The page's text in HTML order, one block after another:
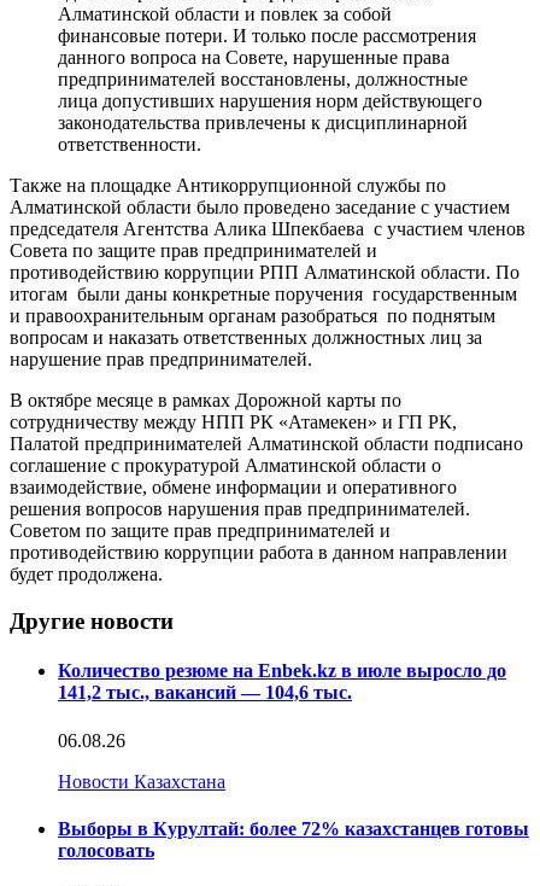
Алматинской области и повлек за собой
финансовые потери. И только после рассмотрения
данного вопроса на Совете, нарушенные права
предпринимателей восстановлены, должностные
лица допустивших нарушения норм действующего
законодательства привлечены к дисциплинарной
ответственности.
Также на площадке Антикоррупционной службы по
Алматинской области было проведено заседание с участием
председателя Агентства Алика Шпекбаева с участием членов
Совета по защите прав предпринимателей и
противодействию коррупции РПП Алматинской области. По
итогам были даны конкретные поручения государственным
и правоохранительным органам разобраться по поднятым
вопросам и наказать ответственных должностных лиц за
нарушение прав предпринимателей.
В октябре месяце в рамках Дорожной карты по
сотрудничеству между НПП РК «Атамекен» и ГП РК,
Палатой предпринимателей Алматинской области подписано
соглашение с прокуратурой Алматинской области о
взаимодействие, обмене информации и оперативного
решения вопросов нарушения прав предпринимателей.
Советом по защите прав предпринимателей и
противодействию коррупции работа в данном направлении
будет продолжена.
Другие новости
Количество резюме на Enbek.kz в июле выросло до
141,2 тыс., вакансий — 104,6 тыс.
06.08.26
Новости Казахстана
Выборы в Курултай: более 72% казахстанцев готовы
голосовать